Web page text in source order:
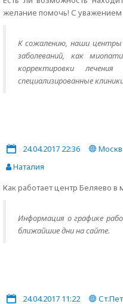
желание помочь! С
К сожалению, наши
заболеваний, как
корректировки
специализированные
24.04.2017 22:36
Наталия
Как работает центр Беляево в
Информация о графике
ближайшие дни на сайте.
24.04.2017 11:22